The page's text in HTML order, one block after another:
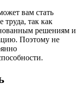
вам стать
так как
решениям и
Поэтому не